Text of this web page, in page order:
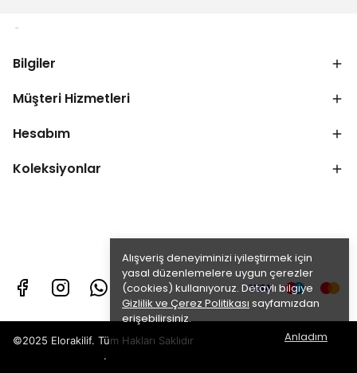
Alışveriş deneyiminizi iyileştirmek için
yasal düzenlemelere uygun çerezler
(cookies) kullanıyoruz. Detaylı bilgiye
Gizlilik ve Çerez Politikası sayfamızdan
erişebilirsiniz.
Anladım
Bilgiler
Müşteri Hizmetleri
Hesabım
Koleksiyonlar
©2025 Elorakilif. Tüm Hakları Saklıdır
.